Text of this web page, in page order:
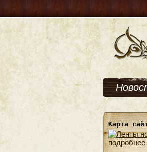
Карта
подробнее